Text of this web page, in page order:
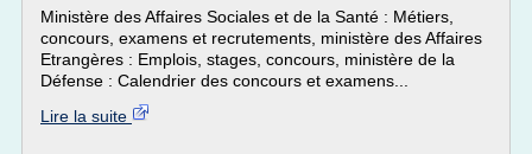
Ministère des Affaires Sociales et de la Santé : Métiers,
concours, examens et recrutements, ministère des Affaires
Etrangères : Emplois, stages, concours, ministère de la
Défense : Calendrier des concours et examens...
Lire la suite